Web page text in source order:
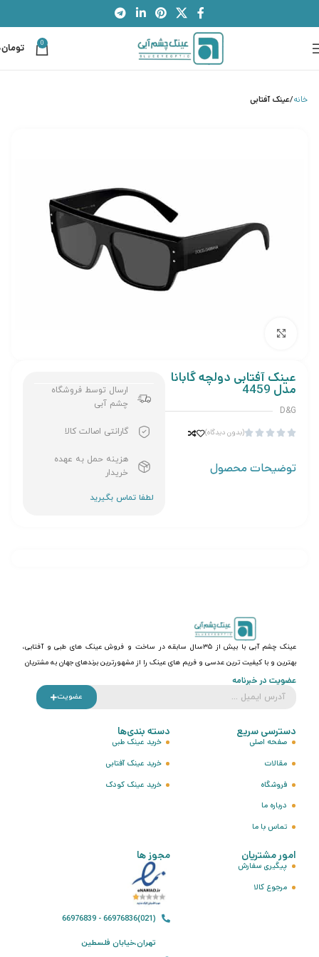
0 تومان
خانه عینک آفتابی
عینک آفتابی دولچه گابانا
مدل 4459
D&G




(بدون دیدگاه)
توضیحات محصول
ارسال توسط فروشگاه
چشم آبی
گارانتی اصالت کالا
هزینه حمل به عهده
خریدار
عینک چشم آبی با بیش از ۳۵سال سابقه در ساخت و فروش عینک های طبی و آفتابی،
بهترین و با کیفیت ترین عدسی و فریم های عینک را از مشهورترین برندهای جهان به مشتریان
عضویت در خبرنامه
عضویت
دسترسی سریع
صفحه اصلی
مقالات
فروشگاه
درباره ما
تماس با ما
دسته بندی‌ها
خرید عینک طبی
خرید عینک آفتابی
خرید عینک کودک
امور مشتریان
پیگیری سفارش
مرجوع کالا
مجوز ها
(021)66976836 - 66976839
تهران،خیابان فلسطین